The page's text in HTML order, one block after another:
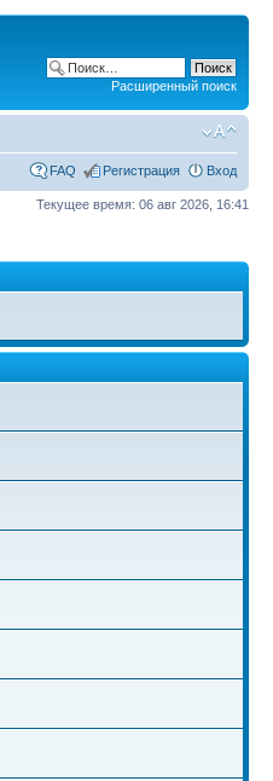
Расширенный поиск
FAQ Регистрация Вход
Текущее время: 06 авг 2026, 16:41